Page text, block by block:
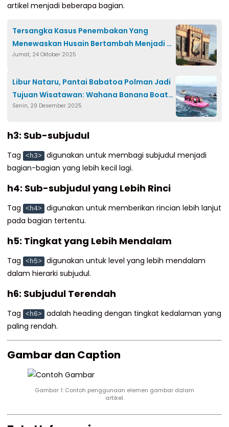
artikel menjadi beberapa bagian.
Tersangka Kasus Penembakan Yang
Menewaskan Husain Bertambah Menjadi 4
Orang
Jumat, 24 Oktober 2025
Libur Nataru, Pantai Babatoa Polman Jadi
Tujuan Wisatawan: Wahana Banana Boat
Jadi Primadona
Senin, 29 Desember 2025
h3: Sub-subjudul
Tag <h3>
digunakan untuk membagi subjudul menjadi
bagian-bagian yang lebih kecil lagi.
h4: Sub-subjudul yang Lebih Rinci
Tag <h4>
digunakan untuk memberikan rincian lebih lanjut
pada bagian tertentu.
h5: Tingkat yang Lebih Mendalam
Tag <h5>
digunakan untuk level yang lebih mendalam
dalam hierarki subjudul.
h6: Subjudul Terendah
Tag <h6>
adalah heading dengan tingkat kedalaman yang
paling rendah.
Gambar dan Caption
Gambar 1: Contoh penggunaan elemen gambar dalam
artikel.